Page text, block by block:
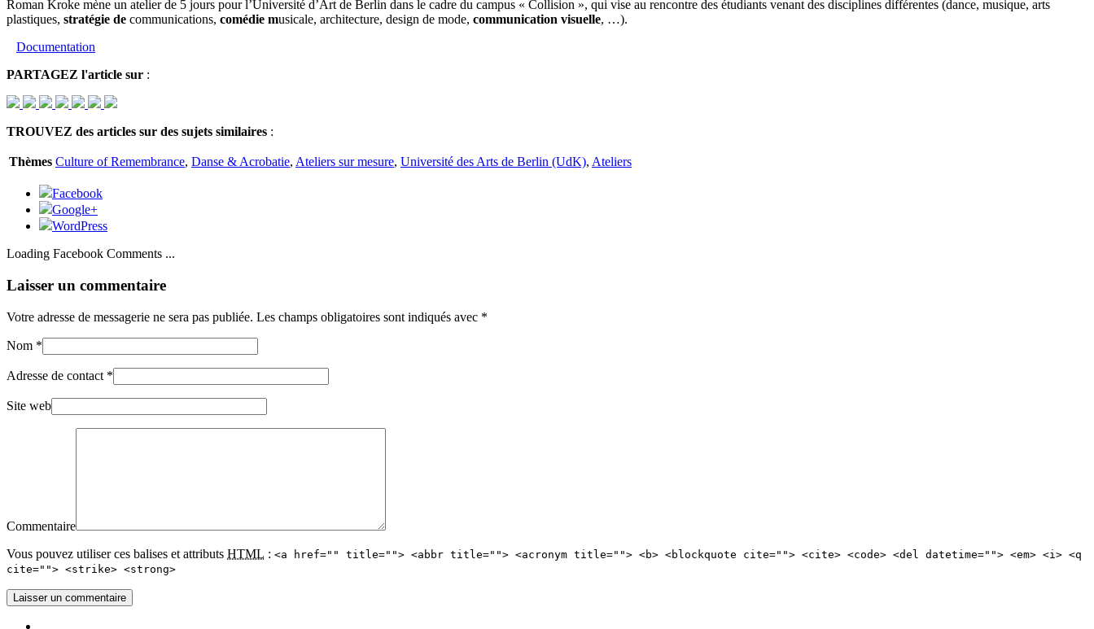
Roman Kroke mène un atelier de 5 jours pour l’Université d’Art de Berlin dans le cadre du campus « Collision », qui vise au rencontre des étudiants venant des disciplines différentes (dance, musique, arts
plastiques, stratégie de communications, comédie musicale, architecture, design de mode, communication visuelle, …).
Documentation
PARTAGEZ l'article sur :
TROUVEZ des articles sur des sujets similaires :
Thèmes Culture of Remembrance, Danse & Acrobatie, Ateliers sur mesure, Université des Arts de Berlin (UdK), Ateliers
Facebook
Google+
WordPress
Loading Facebook Comments ...
Laisser un commentaire
Votre adresse de messagerie ne sera pas publiée. Les champs obligatoires sont indiqués avec *
Nom *
Adresse de contact *
Site web
Commentaire
Vous pouvez utiliser ces balises et attributs HTML : <a href="" title=""> <abbr title=""> <acronym title=""> <b> <blockquote cite=""> <cite> <code> <del datetime=""> <em> <i> <q
cite=""> <strike> <strong>